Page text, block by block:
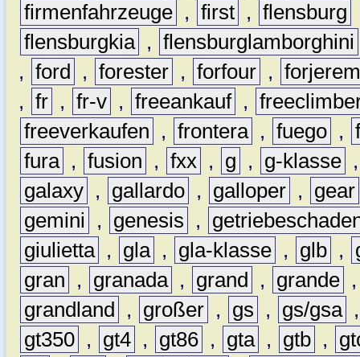
firmenfahrzeuge , first , flensburg
flensburgkia , flensburglamborghini
, ford , forester , forfour ,
, fr , fr-v , freeankauf ,
freeverkaufen
, frontera , fuego ,
fura , fusion , fxx , g , g-klasse
galaxy , gallardo , galloper ,
gear
gemini
, genesis ,
giulietta , gla , gla-klasse , glb ,
gran
, granada , grand , grande
grandland
, großer , gs , gs/gsa
gt350 , gt4 , gt86 , gta , gtb ,